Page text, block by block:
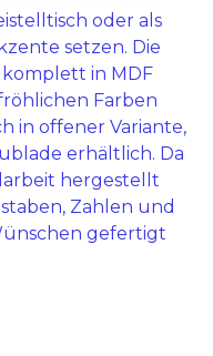
oder als
setzen. Die
in MDF
Farben
in offener Variante,
erhältlich. Da
hergestellt
Zahlen und
gefertigt